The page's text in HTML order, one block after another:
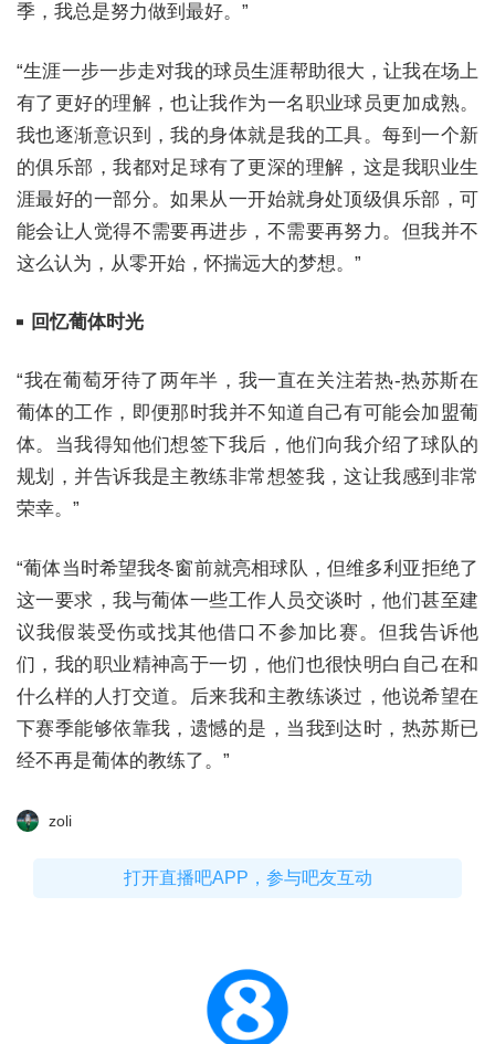
季，我总是努力做到最好。”
“生涯一步一步走对我的球员生涯帮助很大，让我在场上
有了更好的理解，也让我作为一名职业球员更加成熟。
我也逐渐意识到，我的身体就是我的工具。每到一个新
的俱乐部，我都对足球有了更深的理解，这是我职业生
涯最好的一部分。如果从一开始就身处顶级俱乐部，可
能会让人觉得不需要再进步，不需要再努力。但我并不
这么认为，从零开始，怀揣远大的梦想。”
回忆葡体时光
“我在葡萄牙待了两年半，我一直在关注若热-热苏斯在
葡体的工作，即便那时我并不知道自己有可能会加盟葡
体。当我得知他们想签下我后，他们向我介绍了球队的
规划，并告诉我是主教练非常想签我，这让我感到非常
荣幸。”
“葡体当时希望我冬窗前就亮相球队，但维多利亚拒绝了
这一要求，我与葡体一些工作人员交谈时，他们甚至建
议我假装受伤或找其他借口不参加比赛。但我告诉他
们，我的职业精神高于一切，他们也很快明白自己在和
什么样的人打交道。后来我和主教练谈过，他说希望在
下赛季能够依靠我，遗憾的是，当我到达时，热苏斯已
经不再是葡体的教练了。”
zoli
打开直播吧APP，参与吧友互动